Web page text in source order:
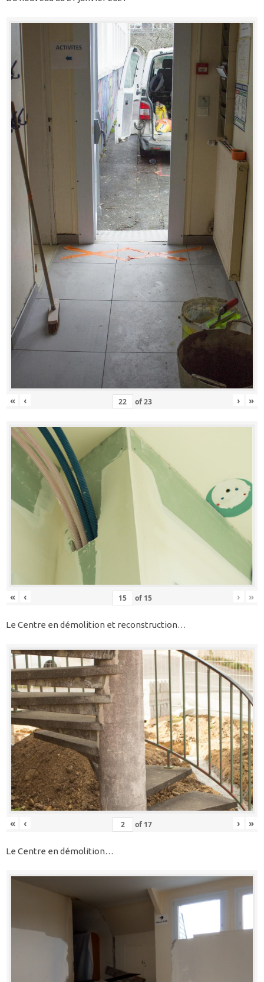
« ‹ of23 › »
« ‹ of 15 › »
Le Centre en démolition et reconstruction…
« ‹ of 17 › »
Le Centre en démolition…